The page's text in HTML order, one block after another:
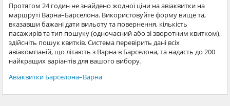
Протягом 24 годин не знайдено жодної ціни на авіаквитки на
маршруті Варна–Барселона. Використовуйте форму вище та,
вказавши бажані дати вильоту та повернення, кількість
пасажирів та тип пошуку (одночасний або зі зворотним квитком),
здійсніть пошук квитків. Система перевірить дані всіх
авіакомпаній, що літають з Варна в Барселона, та надасть до 200
найкращих варіантів для вашого вибору.
Авіаквитки Барселона–Варна